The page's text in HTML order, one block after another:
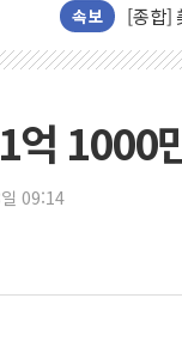
속보
[사진]
뉴욕
트럼프
특정
李
트럼
[사진]
억 1000
09:14